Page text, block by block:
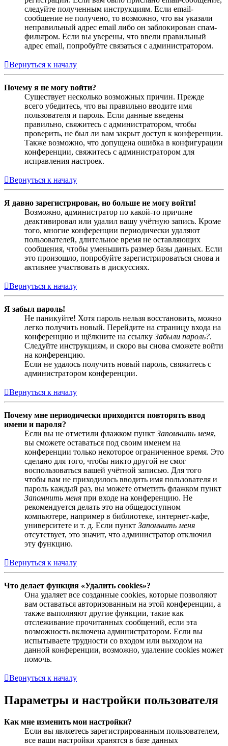
следуйте полученным инструкциям. Если email-
сообщение не получено, то возможно, что вы указали
неправильный адрес email либо он заблокирован спам-
фильтром. Если вы уверены, что ввели правильный
адрес email, попробуйте связаться с администратором.
Вернуться к началу
Почему я не могу войти?
Существует несколько возможных причин. Прежде
всего убедитесь, что вы правильно вводите имя
пользователя и пароль. Если данные введены
правильно, свяжитесь с администратором, чтобы
проверить, не был ли вам закрыт доступ к конференции.
Также возможно, что допущена ошибка в конфигурации
конференции, свяжитесь с администратором для
исправления настроек.
Вернуться к началу
Я давно зарегистрирован, но больше не могу войти!
Возможно, администратор по какой-то причине
деактивировал или удалил вашу учётную запись. Кроме
того, многие конференции периодически удаляют
пользователей, длительное время не оставляющих
сообщения, чтобы уменьшить размер базы данных. Если
это произошло, попробуйте зарегистрироваться снова и
активнее участвовать в дискуссиях.
Вернуться к началу
Я забыл пароль!
Не паникуйте! Хотя пароль нельзя восстановить, можно
легко получить новый. Перейдите на страницу входа на
конференцию и щёлкните на ссылку Забыли пароль?.
Следуйте инструкциям, и скоро вы снова сможете войти
на конференцию.
Если не удалось получить новый пароль, свяжитесь с
администратором конференции.
Вернуться к началу
Почему мне периодически приходится повторять ввод
имени и пароля?
Если вы не отметили флажком пункт Запомнить меня,
вы сможете оставаться под своим именем на
конференции только некоторое ограниченное время. Это
сделано для того, чтобы никто другой не смог
воспользоваться вашей учётной записью. Для того
чтобы вам не приходилось вводить имя пользователя и
пароль каждый раз, вы можете отметить флажком пункт
Запомнить меня при входе на конференцию. Не
рекомендуется делать это на общедоступном
компьютере, например в библиотеке, интернет-кафе,
университете и т. д. Если пункт Запомнить меня
отсутствует, это значит, что администратор отключил
эту функцию.
Вернуться к началу
Что делает функция «Удалить cookies»?
Она удаляет все созданные cookies, которые позволяют
вам оставаться авторизованным на этой конференции, а
также выполняют другие функции, такие как
отслеживание прочитанных сообщений, если эта
возможность включена администратором. Если вы
испытываете трудности со входом или выходом на
данной конференции, возможно, удаление cookies может
помочь.
Вернуться к началу
Параметры и настройки пользователя
Как мне изменить мои настройки?
Если вы являетесь зарегистрированным пользователем,
все ваши настройки хранятся в базе данных